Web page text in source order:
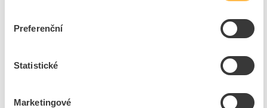
Preferenční
Statistické
Marketingové